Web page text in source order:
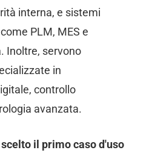
interna, e sistemi
PLM, MES e
Inoltre, servono
in
controllo
avanzata.
il primo caso d'uso